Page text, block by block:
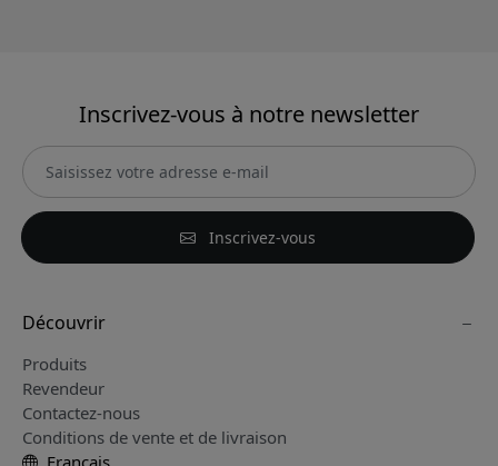
Inscrivez-vous à notre newsletter
Inscrivez-vous
Découvrir
Produits
Revendeur
Contactez-nous
Conditions de vente et de livraison